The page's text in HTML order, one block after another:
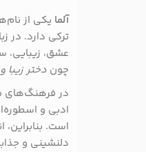
آلما یکی از
ترکی دارد. در
عشق، زیبایی،
چون دختر زیبا
در فرهنگ‌های
ادبی و
است.
دلنشینی و